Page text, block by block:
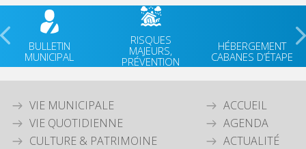
BULLETIN
MUNICIPAL
RISQUES
MAJEURS,
PRÉVENTION
HÉBERGEMENT
CABANES D’ÉTAPE
VIE MUNICIPALE
VIE QUOTIDIENNE
CULTURE & PATRIMOINE
ACCUEIL
AGENDA
ACTUALITÉ